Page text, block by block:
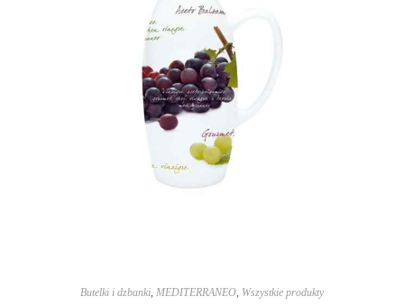
Butelki i dzbanki, MEDITERRANEO, Wszystkie produkty